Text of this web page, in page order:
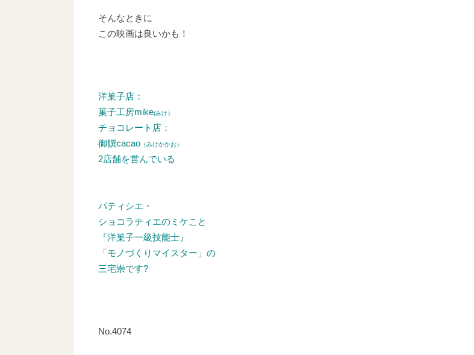
そんなときに
この映画は良いかも！
洋菓子店：
菓子工房mike(みけ）
チョコレート店：
御饌cacao （みけかかお）
2店舗を営んでいる
パティシエ・
ショコラティエのミケこと
『洋菓子一級技能士』
「モノづくりマイスター」の
三宅崇です?
No.4074